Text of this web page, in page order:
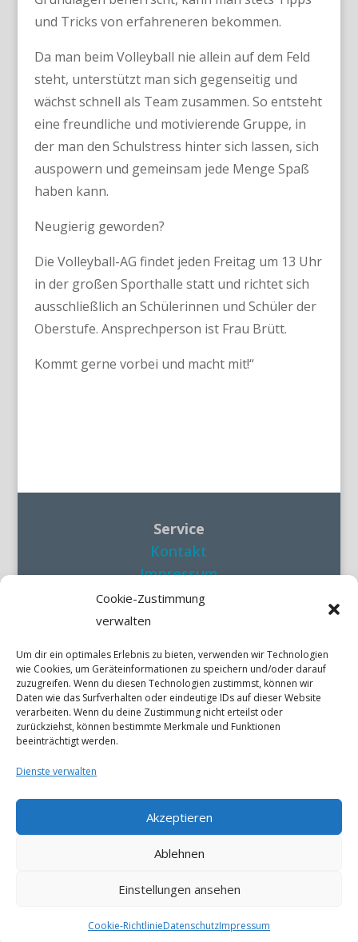
Cookie-Zustimmung
verwalten
Um dir ein optimales Erlebnis zu bieten, verwenden wir Technologien
wie Cookies, um Geräteinformationen zu speichern und/oder darauf
zuzugreifen. Wenn du diesen Technologien zustimmst, können wir
Daten wie das Surfverhalten oder eindeutige IDs auf dieser Website
verarbeiten. Wenn du deine Zustimmung nicht erteilst oder
zurückziehst, können bestimmte Merkmale und Funktionen
beeinträchtigt werden.
Dienste verwalten
Akzeptieren
Ablehnen
Einstellungen ansehen
Cookie-RichtlinieDatenschutzImpressum
und Tricks von erfahreneren bekommen.
Da man beim Volleyball nie allein auf dem Feld
steht, unterstützt man sich gegenseitig und
wächst schnell als Team zusammen. So entsteht
eine freundliche und motivierende Gruppe, in
der man den Schulstress hinter sich lassen, sich
auspowern und gemeinsam jede Menge Spaß
haben kann.
Neugierig geworden?
Die Volleyball-AG findet jeden Freitag um 13 Uhr
in der großen Sporthalle statt und richtet sich
ausschließlich an Schülerinnen und Schüler der
Oberstufe. Ansprechperson ist Frau Brütt.
Kommt gerne vorbei und macht mit!“
Service
Kontakt
Impressum
Datenschutzerklärung
Quick Links
Copyright © 2022 Richter